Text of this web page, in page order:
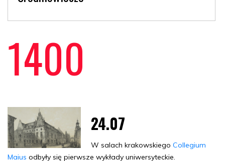
1400
24.07
W salach krakowskiegoCollegium
Maius odbyły się pierwsze wykłady uniwersyteckie.